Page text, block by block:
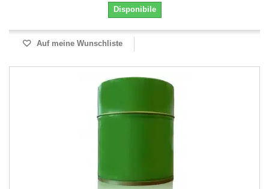
Disponibile
Auf meine Wunschliste